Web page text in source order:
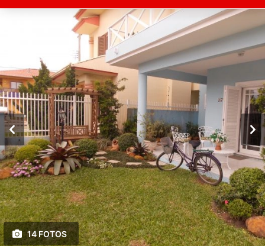
14 FOTOS